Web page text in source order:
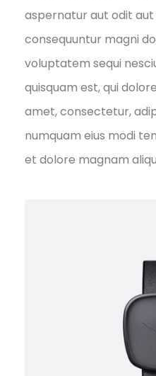
aspernatur aut odit aut
consequuntur magni
voluptatem sequi
quisquam est, qui
amet, consectetur,
numquam eius modi
et dolore magnam